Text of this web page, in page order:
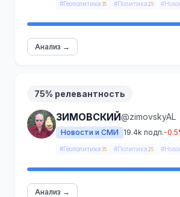
#Геополитика 35 #Политика 25
Анализ →
75% релевантность
ЗИМОВСКИЙ@zimovskyAL
Новости и СМИ 19.4k подп.-
#Геополитика 35 #Политика 25
Анализ →